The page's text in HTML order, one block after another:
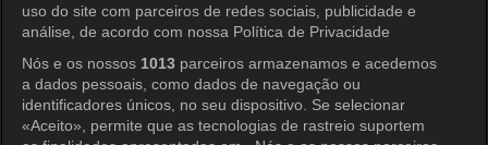
uso do site com parceiros de redes sociais, publicidade e
análise, de acordo com nossa Política de Privacidade
Nós e os nossos 1013 parceiros armazenamos e acedemos
a dados pessoais, como dados de navegação ou
identificadores únicos, no seu dispositivo. Se selecionar
«Aceito», permite que as tecnologias de rastreio suportem